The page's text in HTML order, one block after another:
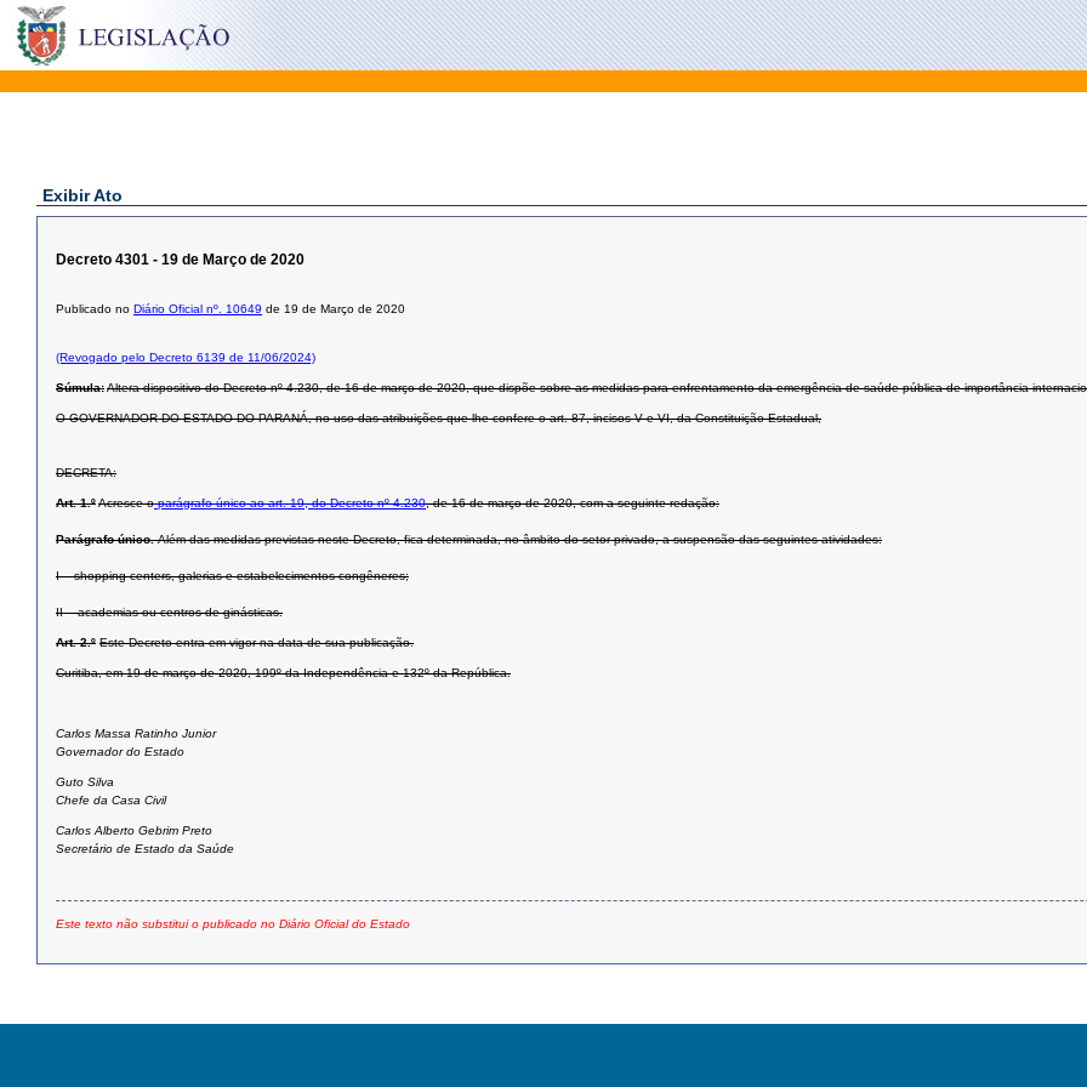
Exibir Ato
Decreto 4301 - 19 de Março de 2020
Publicado no Diário Oficial nº. 10649 de 19 de Março de 2020
(Revogado pelo Decreto 6139 de 11/06/2024)
Súmula:Altera dispositivo do Decreto nº 4.230, de 16 de março de 2020, que dispõe sobre as medidas para enfrentamento da emergência de saúde pública de importância
O GOVERNADOR DO ESTADO DO PARANÁ, no uso das atribuições que lhe confere o art. 87, incisos V e VI, da Constituição Estadual,
DECRETA:
Art. 1.ºAcresce oparágrafo únicoao art. 19, do Decreto nº 4.230, de 16 de março de 2020, com a seguinte redação:
Parágrafo único.Além das medidas previstas neste Decreto, fica determinada, no âmbito do setor privado, a suspensão das seguintes atividades:
I – shopping centers, galerias e estabelecimentos congêneres;
II – academias ou centros de ginásticas.
Art. 2.º Este Decreto entra em vigor na data de sua publicação.
Curitiba, em 19 de março de 2020, 199º da Independência e 132º da República.
Carlos Massa Ratinho Junior
Governador do Estado
Guto Silva
Chefe da Casa Civil
Carlos Alberto Gebrim Preto
Secretário de Estado da Saúde
Este texto não substitui o publicado no Diário Oficial do Estado